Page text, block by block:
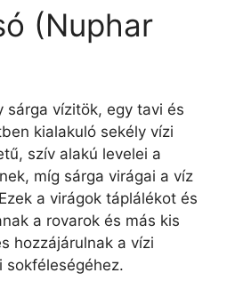
(Nuphar
sárga vízitök, egy tavi és
kialakuló sekély vízi
szív alakú levelei a
míg sárga virágai a víz
a virágok táplálékot és
a rovarok és más kis
hozzájárulnak a vízi
sokféleségéhez.